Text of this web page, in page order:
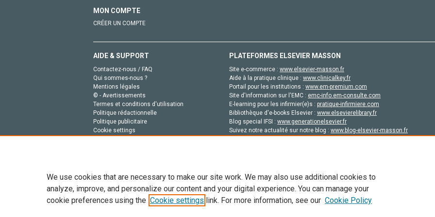
MON COMPTE
CRÉER UN COMPTE
AIDE & SUPPORT
Contactez-nous / FAQ
Qui sommes-nous ?
Mentions légales
© - Avertissements
Termes et conditions d'utilisation
Politique rédactionnelle
Politique publicitaire
Cookie settings
PLATEFORMES ELSEVIER MASSON
Site e-commerce : www.elsevier-masson.fr
Aide à la pratique clinique : www.clinicalkey.fr
Portail pour les institutions : www.em-premium.com
Site d'information sur l'EMC : emc-info.em-consulte.com
E-learning pour les infirmier(e)s : pratique-infirmiere.com
Bibliothèque d'e-books Elsevier : www.elsevierelibrary.fr
Blog special IFSI : www.generationelsevier.fr
Suivez notre actualité sur notre blog : www.blog-elsevier-masson.fr
Tout le contenu de ce site: Copyright © 2026 Elsevier, ses concédants de licence et ses contributeurs. Tout les droits sont réservés,
de données, a la formation en IA et aux technologies similaires. Pour tout contenu en libre accès, les conditions de licence
We use cookies that are necessary to make our site work. We may also use additional cookies to
analyze, improve, and personalize our content and your digital experience. You can manage your
cookie preferences using the Cookie settings link. For more information, see our Cookie Policy